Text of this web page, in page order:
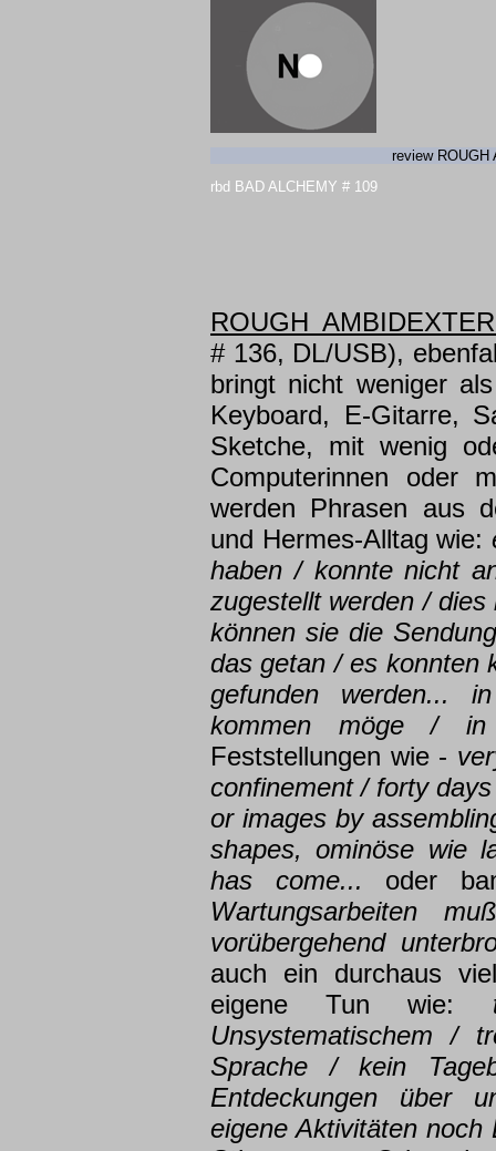
review
rbd BAD ALCHEMY # 109
ROUGH
# 136, DL/USB),
bringt nicht weniger
Keyboard, E-Gitarre,
Sketche, mit wenig
Computerinnen oder
werden Phrasen aus
und Hermes-Alltag wie:
haben / konnte nicht
zugestellt werden /
können sie die
das getan / es konnten
gefunden werden...
kommen möge / in
Feststellungen wie -
confinement / forty
or images by
shapes, ominöse wie
has come... oder
Wartungsarbeiten
vorübergehend
auch ein durchaus
eigene Tun wie:
Unsystematischem /
Sprache / kein
Entdeckungen über
eigene Aktivitäten